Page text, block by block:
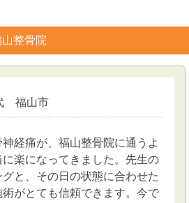
整骨院
福山市
経痛が、福山整骨院に通うよ
楽になってきました。先生の
と、その日の状態に合わせた
がとても信頼できます。今で